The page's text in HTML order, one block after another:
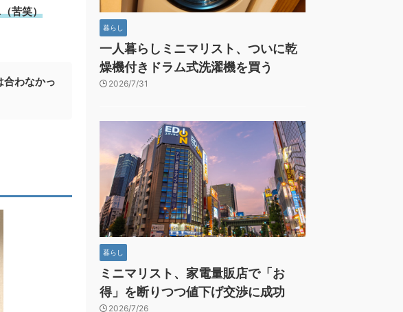
苦笑）
合わなかっ
暮らし
一人暮らしミニマリスト、ついに乾
燥機付きドラム式洗濯機を買う
2026/7/31
暮らし
ミニマリスト、家電量販店で「お
得」を断りつつ値下げ交渉に成功
2026/7/26